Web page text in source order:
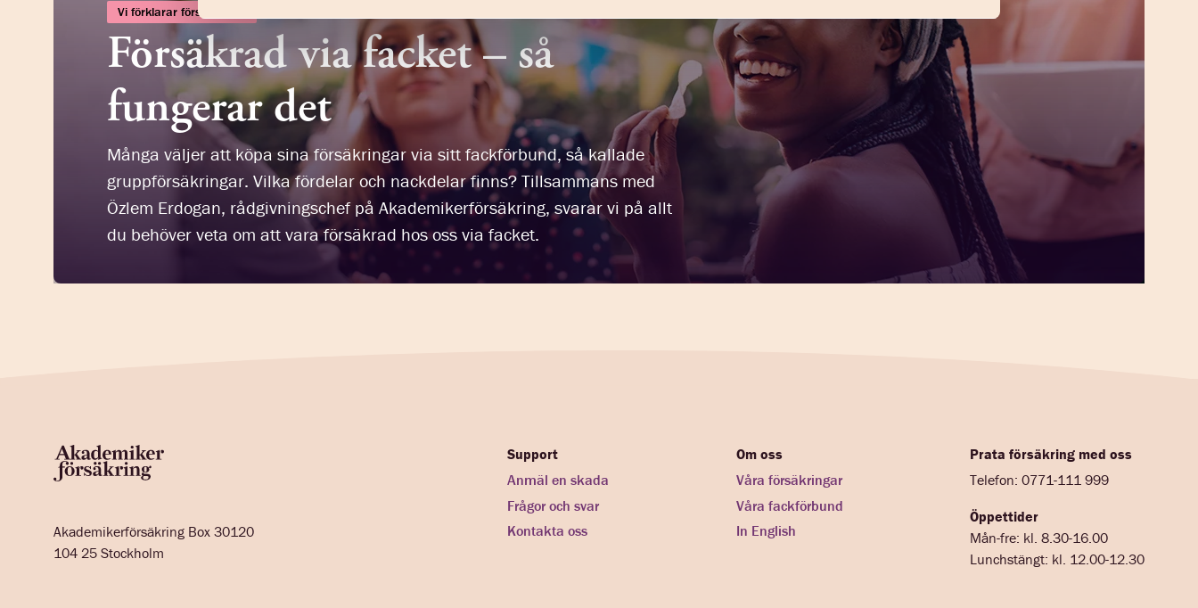
Vi förklarar försäkringar
Försäkrad via facket – så
fungerar det
Många väljer att köpa sina försäkringar via sitt fackförbund, så kallade
gruppförsäkringar. Vilka fördelar och nackdelar finns? Tillsammans med
Özlem Erdogan, rådgivningschef på Akademikerförsäkring, svarar vi på allt
du behöver veta om att vara försäkrad hos oss via facket.
Akademikerförsäkring Box 30120
104 25 Stockholm
Support
Anmäl en skada
Frågor och svar
Kontakta oss
Om oss
Våra försäkringar
Våra fackförbund
In English
Prata försäkring med oss
Telefon: 0771-111 999
Öppettider
Mån-fre: kl. 8.30-16.00
Lunchstängt: kl. 12.00-12.30